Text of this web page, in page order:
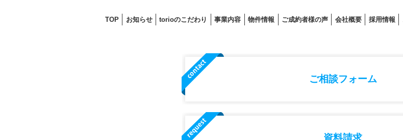
TOP お知らせ torioのこだわり 事業内容 物件情報 ご成約者様の声 会社概要 採⽤情報
ご相談フォーム
資料請求